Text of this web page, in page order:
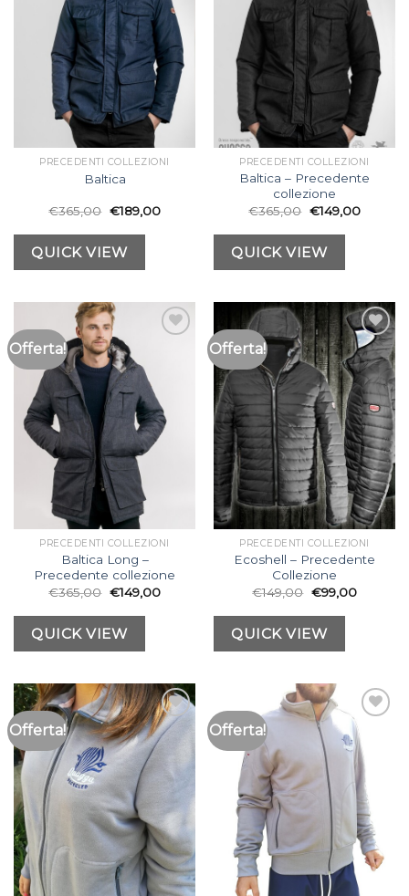
desideri
PRECEDENTI COLLEZIONI
Baltica
€365,00 €189,00
QUICK VIEW
desideri
PRECEDENTI COLLEZIONI
Baltica – Precedente
collezione
€365,00 €149,00
QUICK VIEW
Offerta!
desideri
PRECEDENTI COLLEZIONI
Baltica Long –
Precedente collezione
€365,00 €149,00
QUICK VIEW
Offerta!
Aggiungi
alla lista
dei
desideri
PRECEDENTI COLLEZIONI
Ecoshell – Precedente
Collezione
€149,00 €99,00
QUICK VIEW
Offerta!
Aggiungi
alla lista
desideri
Offerta!
Aggiungi
alla lista
dei
desideri